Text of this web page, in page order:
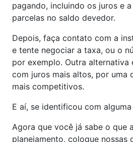
pagando, incluindo os juros e
parcelas no saldo devedor.
Depois, faça contato com a
e tente negociar a taxa, ou o
por exemplo. Outra alternativa
com juros mais altos, por uma
mais competitivos.
E aí, se identificou com
Agora que você já sabe o que
planejamento, coloque nossas